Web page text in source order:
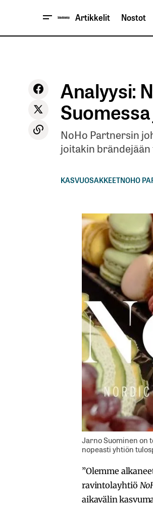
Artikkelit Nostot
Analyysi:
NoHo Partnersin
joitakin
KASVUOSAKKEETNOHO
Jarno Suominen on
nopeasti yhtiön
”Olemme
ravintolayhtiö
aikavälin